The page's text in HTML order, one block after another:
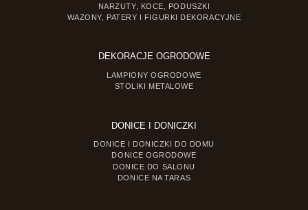
NARZUTY, KOCE, PODUSZKI
WAZONY, PATERY I FIGURKI DEKORACYJNE
DEKORACJE OGRODOWE
LAMPIONY OGRODOWE
STOLIKI METALOWE
DONICE I DONICZKI
DONICE I DONICZKI DO DOMU
DONICE OGRODOWE
DONICE DO SALONU
DONICE NA TARAS